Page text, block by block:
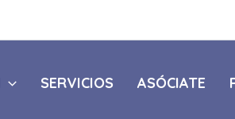
SERVICIOS ASÓCIATE